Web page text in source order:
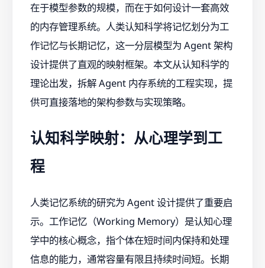
在于模型参数的规模，而在于如何设计一套高效
的内存管理系统。人类认知科学将记忆划分为工
作记忆与长期记忆，这一分层模型为 Agent 架构
设计提供了直观的映射框架。本文从认知科学的
理论出发，拆解 Agent 内存系统的工程实现，提
供可直接落地的架构参数与实现策略。
认知科学映射：从心理学到工
程
人类记忆系统的研究为 Agent 设计提供了重要启
示。工作记忆（Working Memory）是认知心理
学中的核心概念，指个体在短时间内保持和处理
信息的能力，通常容量有限且持续时间短。长期